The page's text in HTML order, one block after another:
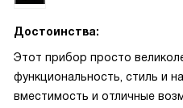
Достоинства:
Этот прибор просто
функциональность, стиль и
вместимость и отличные